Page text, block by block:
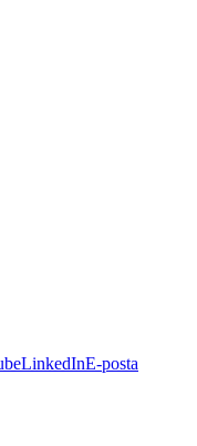
LinkedInE-posta